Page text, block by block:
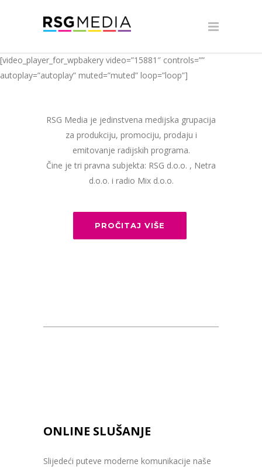
[video_player_for_wpbakery video=”15881″ controls=””
autoplay=”autoplay” muted=”muted” loop=”loop”]
RSG Media je jedinstvena medijska grupacija
za produkciju, promociju, prodaju i
emitovanje radijskih programa.
Čine je tri pravna subjekta: RSG d.o.o. , Netra
d.o.o. i radio Mix d.o.o.
PROČITAJ VIŠE
ONLINE SLUŠANJE
Slijedeći puteve moderne komunikacije naše